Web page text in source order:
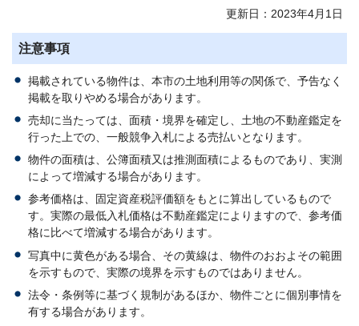
更新日：2023年4月1日
注意事項
掲載されている物件は、本市の土地利用等の関係で、予告なく
掲載を取りやめる場合があります。
売却に当たっては、面積・境界を確定し、土地の不動産鑑定を
行った上での、一般競争入札による売払いとなります。
物件の面積は、公簿面積又は推測面積によるものであり、実測
によって増減する場合があります。
参考価格は、固定資産税評価額をもとに算出しているもので
す。実際の最低入札価格は不動産鑑定によりますので、参考価
格に比べて増減する場合があります。
写真中に黄色がある場合、その黄線は、物件のおおよその範囲
を示すもので、実際の境界を示すものではありません。
法令・条例等に基づく規制があるほか、物件ごとに個別事情を
有する場合があります。